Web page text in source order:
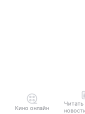
Кино онлайн
Читать